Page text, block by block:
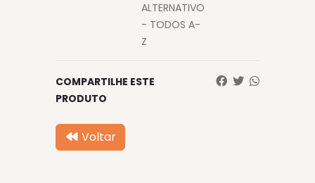
ALTERNATIVO
- TODOS A-
Z
COMPARTILHE ESTE
PRODUTO
Voltar